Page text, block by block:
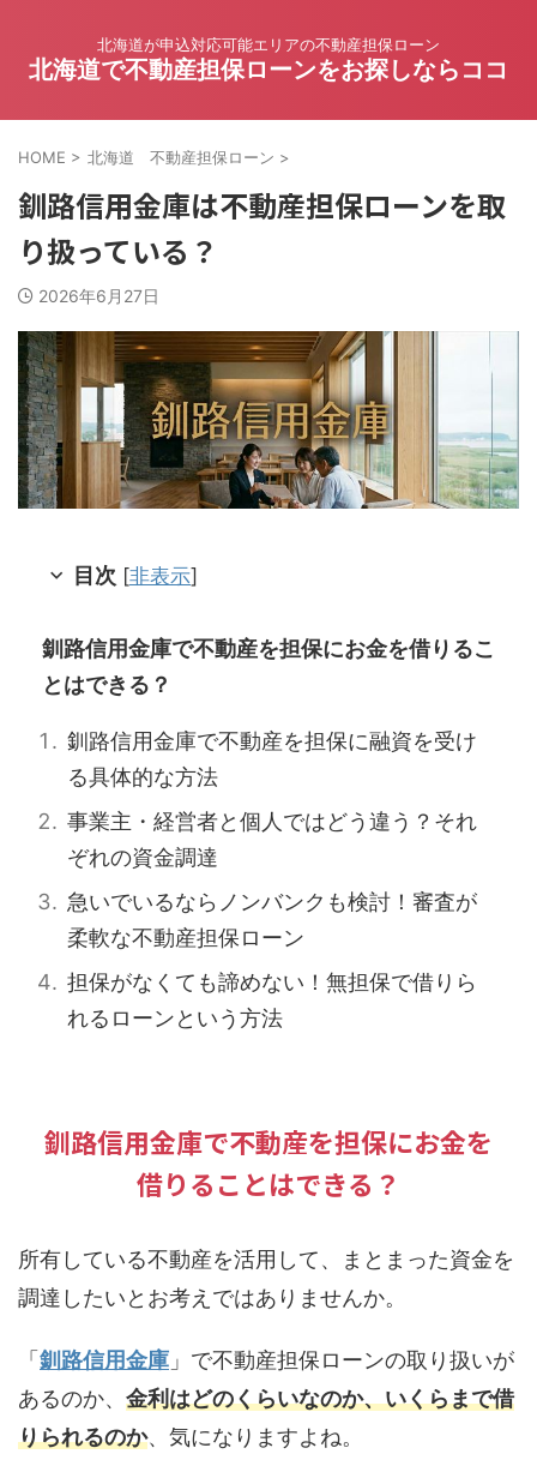
北海道が申込対応可能エリアの不動産担保ローン
北海道で不動産担保ローンをお探しならココ
HOME > 北海道 不動産担保ローン >
釧路信用金庫は不動産担保ローンを取
り扱っている？
2026年6月27日
目次 [非表示]
釧路信用金庫で不動産を担保にお金を借りるこ
とはできる？
釧路信用金庫で不動産を担保に融資を受け
る具体的な方法
事業主・経営者と個人ではどう違う？それ
ぞれの資金調達
急いでいるならノンバンクも検討！審査が
柔軟な不動産担保ローン
担保がなくても諦めない！無担保で借りら
れるローンという方法
釧路信用金庫で不動産を担保にお金を
借りることはできる？
所有している不動産を活用して、まとまった資金を
調達したいとお考えではありませんか。
「釧路信用金庫 」で不動産担保ローンの取り扱いが
あるのか、 金利はどのくらいなのか、いくらまで借
りられるのか、気になりますよね。